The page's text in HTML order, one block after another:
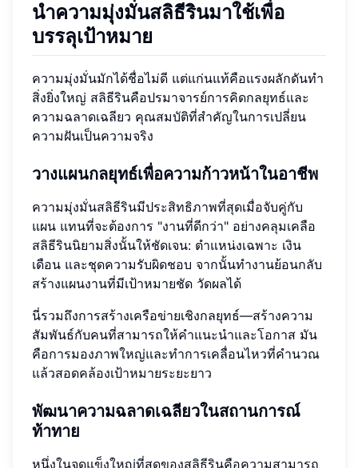
นำความมุ่งมั่นสลิธีรินมาใช้เพื่อ
บรรลุเป้าหมาย
ความมุ่งมั่นมักได้ชื่อไม่ดี แต่แก่นแท้คือแรงผลักดันทำ
สิ่งยิ่งใหญ่ สลิธีรินคือปรมาจารย์การคิดกลยุทธ์และ
ความฉลาดเฉลียว คุณสมบัติที่สำคัญในการเปลี่ยน
ความฝันเป็นความจริง
วางแผนกลยุทธ์เพื่อความก้าวหน้าในอาชีพ
ความมุ่งมั่นสลิธีรินมีประสิทธิภาพที่สุดเมื่อจับคู่กับ
แผน แทนที่จะต้องการ "งานที่ดีกว่า" อย่างคลุมเคลือ
สลิธีรินนิยามสิ่งนั้นให้ชัดเจน: ตำแหน่งเฉพาะ เงิน
เดือน และชุดความรับผิดชอบ จากนั้นทำงานย้อนกลับ
สร้างแผนงานที่มีเป้าหมายชัด วัดผลได้
นี่รวมถึงการสร้างเครือข่ายเชิงกลยุทธ์—สร้างความ
สัมพันธ์กับคนที่สามารถให้คำแนะนำและโอกาส มัน
คือการมองภาพใหญ่และทำการเคลื่อนไหวที่คำนวณ
แล้วสอดคล้องเป้าหมายระยะยาว
พัฒนาความฉลาดเฉลียวในสถานการณ์
ท้าทาย
หนึ่งในจุดแข็งใหญ่ที่สุดของสลิธีรินคือความสามารถ